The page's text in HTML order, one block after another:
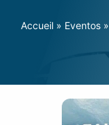
Accueil» Eventos»